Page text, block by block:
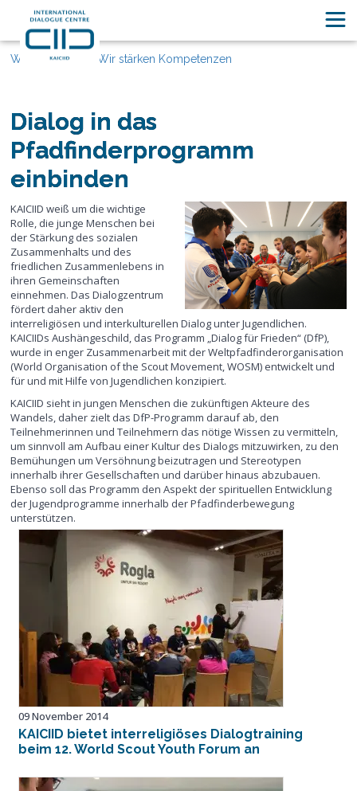
Was Wir Tun Wir stärken Kompetenzen
Dialog in das
Pfadfinderprogramm
einbinden
KAICIID weiß um die wichtige
Rolle, die junge Menschen bei
der Stärkung des sozialen
Zusammenhalts und des
friedlichen Zusammenlebens in
ihren Gemeinschaften
einnehmen. Das Dialogzentrum
fördert daher aktiv den
interreligiösen und interkulturellen Dialog unter Jugendlichen.
KAICIIDs Aushängeschild, das Programm „Dialog für Frieden“ (DfP),
wurde in enger Zusammenarbeit mit der Weltpfadfinderorganisation
(World Organisation of the Scout Movement, WOSM) entwickelt und
für und mit Hilfe von Jugendlichen konzipiert.
KAICIID sieht in jungen Menschen die zukünftigen Akteure des
Wandels, daher zielt das DfP-Programm darauf ab, den
Teilnehmerinnen und Teilnehmern das nötige Wissen zu vermitteln,
um sinnvoll am Aufbau einer Kultur des Dialogs mitzuwirken, zu den
Bemühungen um Versöhnung beizutragen und Stereotypen
innerhalb ihrer Gesellschaften und darüber hinaus abzubauen.
Ebenso soll das Programm den Aspekt der spirituellen Entwicklung
der Jugendprogramme innerhalb der Pfadfinderbewegung
unterstützen.
09 November 2014
KAICIID bietet interreligiöses Dialogtraining
beim 12. World Scout Youth Forum an